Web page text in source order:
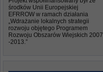
środków Unii Europejskiej
EFRROW w ramach działania
„Wdrażanie lokalnych strategii
rozwoju objętego Programem
Rozwoju Obszarów Wiejskich 2007
-2013.”